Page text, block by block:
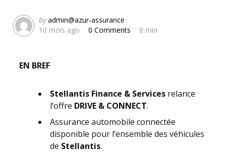
Posted
by
by admin@azur-assurance
10 mois ago
0 Comments 8 min
EN BREF
Stellantis Finance & Services relance
l’offre DRIVE & CONNECT.
Assurance automobile connectée
disponible pour l’ensemble des véhicules
de Stellantis.